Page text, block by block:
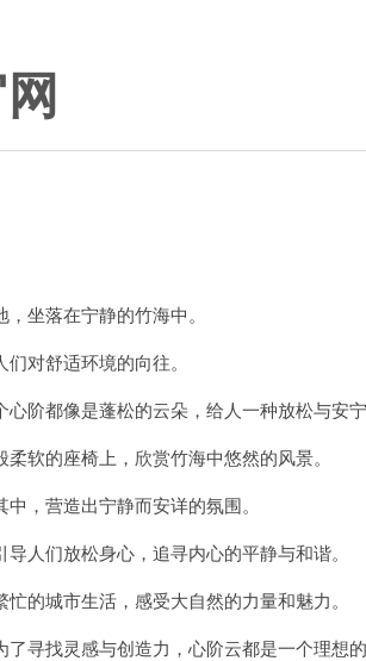
坐落在宁静的竹海中。
对舒适环境的向往。
都像是蓬松的云朵，给人一种放松与安宁
的座椅上，欣赏竹海中悠然的风景。
，营造出宁静而安详的氛围。
们放松身心，追寻内心的平静与和谐。
城市生活，感受大自然的力量和魅力。
找灵感与创造力，心阶云都是一个理想的